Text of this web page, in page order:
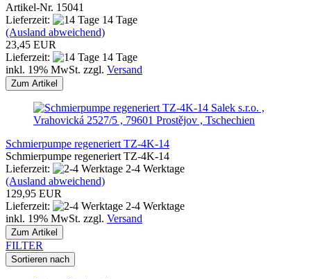
Artikel-Nr. 15041
Lieferzeit:
14 Tage
(Ausland abweichend)
23,45 EUR
Lieferzeit:
14 Tage
inkl. 19% MwSt. zzgl. Versand
Zum Artikel
Salek s.r.o. ,
Vrahovická 2527/5 , 79601 Prostějov , Tschechien
Schmierpumpe regeneriert TZ-4K-14
Schmierpumpe regeneriert TZ-4K-14
Lieferzeit:
2-4 Werktage
(Ausland abweichend)
129,95 EUR
Lieferzeit:
2-4 Werktage
inkl. 19% MwSt. zzgl. Versand
Zum Artikel
FILTER
Sortieren nach